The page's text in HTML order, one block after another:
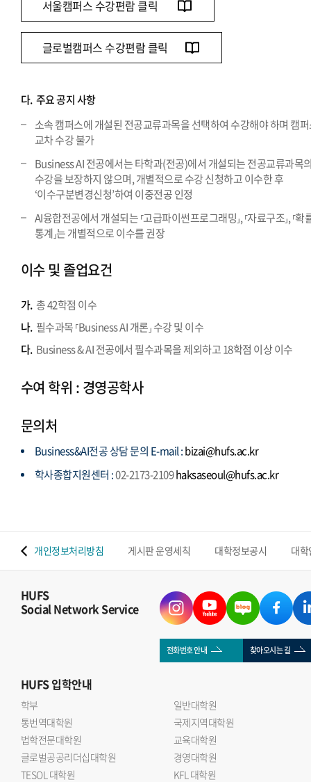
서울캠퍼스 수강편람 클릭
글로벌캠퍼스 수강편람 클릭
다. 주요 공지 사항
소속 캠퍼스에 개설된 전공교류과목을 선택하여 수강해야 하며 캠
교차 수강 불가
Business AI 전공에서는 타학과(전공)에서 개설되는 전공교류과목
수강을 보장하지 않으며, 개별적으로 수강 신청하고 이수한 후
‘이수구분변경신청’하여 이중전공 인정
AI융합전공에서 개설되는 ⸢고급파이썬프로그래밍⸥, ⸢자료구조⸥, ⸢확
통계⸥는 개별적으로 이수를 권장
이수 및 졸업요건
가. 총 42학점 이수
나. 필수과목 ⸢Business AI 개론⸥ 수강 및 이수
다. Business & AI 전공에서 필수과목을 제외하고 18학점 이상 이수
수여 학위 : 경영공학사
문의처
Business&AI전공 상담 문의 E-mail :bizai@hufs.ac.kr
학사종합지원센터 :02-2173-2109haksaseoul@hufs.ac.kr
개인정보처리방침 게시판 운영세칙 대학정보공시 대
HUFS
Social Network Service
전화번호 안내 찾아오시는 길
HUFS입학안내
학부
일반대학원
통번역대학원
국제지역대학원
법학전문대학원
교육대학원
글로벌공공리더십대학원
경영대학원
TESOL 대학원
KFL 대학원